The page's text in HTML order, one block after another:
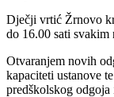
Dječji vrtić Žrnovo
do 16.00 sati svakim
Otvaranjem novih
kapaciteti ustanove
predškolskog